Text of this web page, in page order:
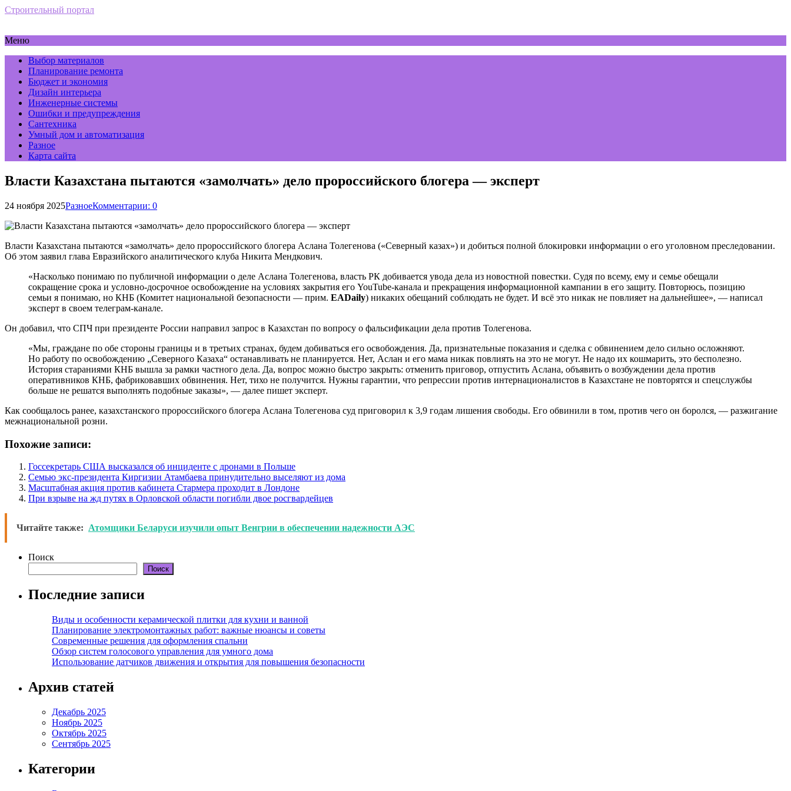
Строительный портал
Меню
Выбор материалов
Планирование ремонта
Бюджет и экономия
Дизайн интерьера
Инженерные системы
Ошибки и предупреждения
Сантехника
Умный дом и автоматизация
Разное
Карта сайта
Власти Казахстана пытаются «замолчать» дело пророссийского блогера — эксперт
24 ноября 2025РазноеКомментарии: 0
Власти Казахстана пытаются «замолчать» дело пророссийского блогера Аслана Толегенова («Северный казах») и добиться полной блокировки информации о его уголовном преследовании.
Об этом заявил глава Евразийского аналитического клуба Никита Мендкович.
«Насколько понимаю по публичной информации о деле Аслана Толегенова, власть РК добивается увода дела из новостной повестки. Судя по всему, ему и семье обещали
сокращение срока и условно-досрочное освобождение на условиях закрытия его YouTube-канала и прекращения информационной кампании в его защиту. Повторюсь, позицию
семьи я понимаю, но КНБ (Комитет национальной безопасности — прим. EADaily) никаких обещаний соблюдать не будет. И всё это никак не повлияет на дальнейшее», — написал
эксперт в своем телеграм-канале.
Он добавил, что СПЧ при президенте России направил запрос в Казахстан по вопросу о фальсификации дела против Толегенова.
«Мы, граждане по обе стороны границы и в третьих странах, будем добиваться его освобождения. Да, признательные показания и сделка с обвинением дело сильно осложняют.
Но работу по освобождению „Северного Казаха“ останавливать не планируется. Нет, Аслан и его мама никак повлиять на это не могут. Не надо их кошмарить, это бесполезно.
История стараниями КНБ вышла за рамки частного дела. Да, вопрос можно быстро закрыть: отменить приговор, отпустить Аслана, объявить о возбуждении дела против
оперативников КНБ, фабриковавших обвинения. Нет, тихо не получится. Нужны гарантии, что репрессии против интернационалистов в Казахстане не повторятся и спецслужбы
больше не решатся выполнять подобные заказы», — далее пишет эксперт.
Как сообщалось ранее, казахстанского пророссийского блогера Аслана Толегенова суд приговорил к 3,9 годам лишения свободы. Его обвинили в том, против чего он боролся, — разжигание
межнациональной розни.
Похожие записи:
Госсекретарь США высказался об инциденте с дронами в Польше
Семью экс-президента Киргизии Атамбаева принудительно выселяют из дома
Масштабная акция против кабинета Стармера проходит в Лондоне
При взрыве на жд путях в Орловской области погибли двое росгвардейцев
Читайте также: Атомщики Беларуси изучили опыт Венгрии в обеспечении надежности АЭС
Поиск
Поиск
Последние записи
Виды и особенности керамической плитки для кухни и ванной
Планирование электромонтажных работ: важные нюансы и советы
Современные решения для оформления спальни
Обзор систем голосового управления для умного дома
Использование датчиков движения и открытия для повышения безопасности
Архив статей
Декабрь 2025
Ноябрь 2025
Октябрь 2025
Сентябрь 2025
Категории